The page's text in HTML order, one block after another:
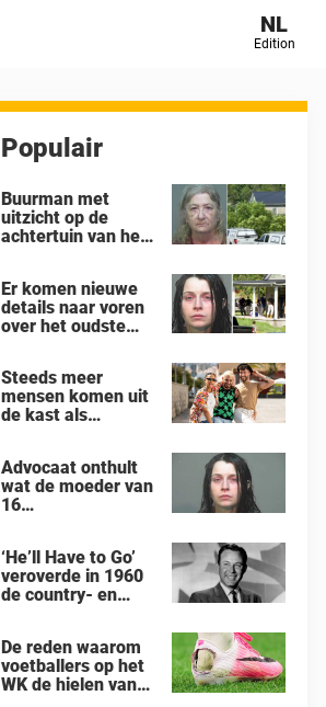
NL
Edition
Populair
Buurman met
uitzicht op de
achtertuin van het
kinderen ‘aan hun
lot werden
overgelaten’,
heeft gezien
Er komen nieuwe
details naar voren
over het oudste
kinderen werden
achtergelaten om
weg te kwijnen als
dieren’
Steeds meer
mensen komen uit
de kast als
betekent
Advocaat onthult
wat de moeder van
16
een huis in Ohio
werden gered, als
eerste zei na haar
‘He’ll Have to Go’
veroverde in 1960
de country- en
De reden waarom
voetballers op het
WK de hielen van